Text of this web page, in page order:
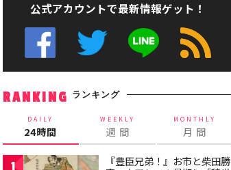
公式アカウントで最新情報ゲット！
RANKING ランキング
DAILY
24時間
WEEKLY
週 間
MONTHLY
月 間
1
『豊臣兄弟！』お市と柴田勝